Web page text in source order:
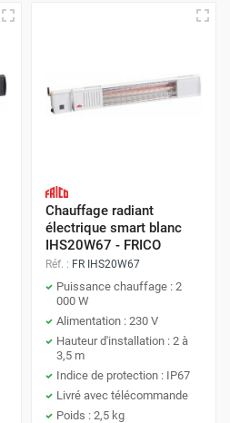
Chauffage radiant
électrique smart blanc
IHS20W67 - FRICO
Réf. : FR IHS20W67
Puissance chauffage : 2
000 W
Alimentation : 230 V
Hauteur d'installation : 2 à
3,5 m
Indice de protection : IP67
Livré avec télécommande
Poids : 2,5 kg